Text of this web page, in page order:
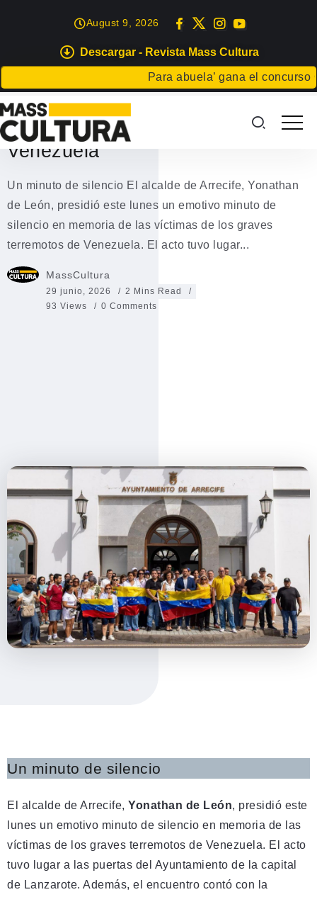
Descargar - Revista Mass Cultura
Para abuela’ gana el concurso
August 9, 2026
ARRECIFE LANZAROTE
Arrecife rinde homenaje a las
víctimas de los terremotos de
Venezuela
Un minuto de silencio El alcalde de Arrecife, Yonathan
de León, presidió este lunes un emotivo minuto de
silencio en memoria de las víctimas de los graves
terremotos de Venezuela. El acto tuvo lugar...
MassCultura
29 junio, 2026
2 Mins Read
93 Views
0 Comments
Un minuto de silencio
El alcalde de Arrecife, Yonathan de León, presidió este
lunes un emotivo minuto de silencio en memoria de las
víctimas de los graves terremotos de Venezuela. El acto
tuvo lugar a las puertas del Ayuntamiento de la capital
de Lanzarote. Además, el encuentro contó con la